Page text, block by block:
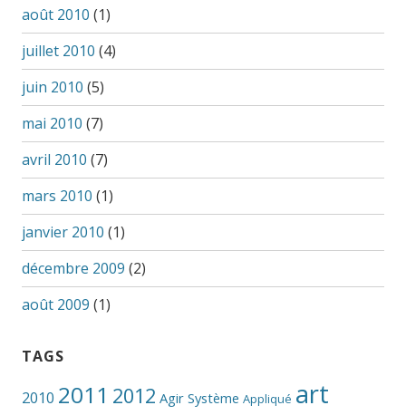
août 2010 (1)
juillet 2010 (4)
juin 2010 (5)
mai 2010 (7)
avril 2010 (7)
mars 2010 (1)
janvier 2010 (1)
décembre 2009 (2)
août 2009 (1)
TAGS
2010 2011 2012 Agir Système Appliqué art